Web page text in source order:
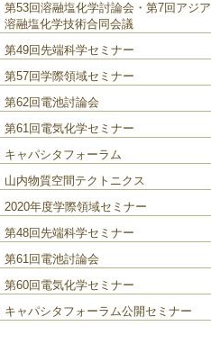
第53回溶融塩化学討論会・第7回アジア
溶融塩化学技術合同会議
第49回先端科学セミナー
第57回学際領域セミナー
第62回電池討論会
第61回電気化学セミナー
キャパシタフォーラム
山内物質空間テクトニクス
2020年度学際領域セミナー
第48回先端科学セミナー
第61回電池討論会
第60回電気化学セミナー
キャパシタフォーラム公開セミナー